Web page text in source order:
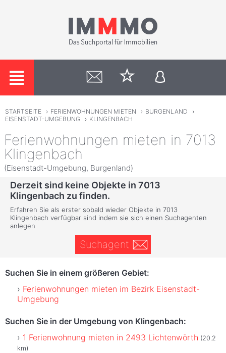
STARTSEITE › FERIENWOHNUNGEN MIETEN › BURGENLAND
›
EISENSTADT-UMGEBUNG
› KLINGENBACH
Ferienwohnungen mieten in 7013
Klingenbach
(Eisenstadt-Umgebung, Burgenland)
Derzeit sind keine Objekte in 7013
Klingenbach zu finden.
Erfahren Sie als erster sobald wieder Objekte in 7013
Klingenbach verfügbar sind indem sie sich einen Suchagenten
anlegen
Suchagent
Suchen Sie in einem größeren Gebiet:
Ferienwohnungen mieten im Bezirk Eisenstadt-
Umgebung
Suchen Sie in der Umgebung von Klingenbach:
1 Ferienwohnung mieten in 2493 Lichtenwörth (20.2
km)